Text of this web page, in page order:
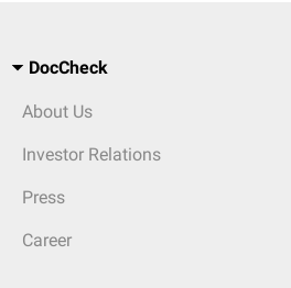
DocCheck
About Us
Investor Relations
Press
Career